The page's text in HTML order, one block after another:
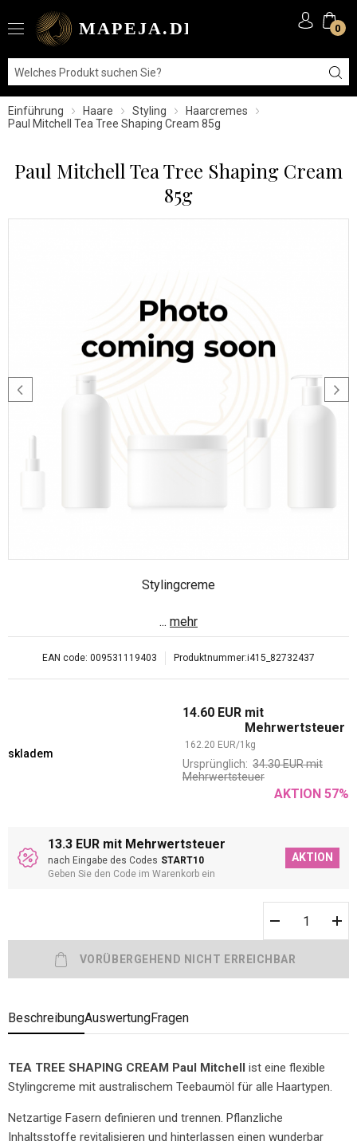
0
Einführung Haare Styling
Haarcremes
Paul Mitchell Tea Tree Shaping Cream 85g
Paul Mitchell Tea Tree Shaping Cream
85g
Stylingcreme
... mehr
EAN code: 009531119403 Produktnummer:i415_82732437
skladem
14.60 EUR mit
Mehrwertsteuer
162.20 EUR/1 kg
Ursprünglich: 34.30EURmit
Mehrwertsteuer
AKTION 57%
13.3 EUR mit Mehrwertsteuer
nach Eingabe des Codes START10
Geben Sie den Code im Warenkorb ein
AKTION
BeschreibungAuswertungFragen
TEA TREE SHAPING CREAM Paul Mitchell ist eine flexible
Stylingcreme mit australischem Teebaumöl für alle Haartypen.
Netzartige Fasern definieren und trennen. Pflanzliche
Inhaltsstoffe revitalisieren und hinterlassen einen wunderbar